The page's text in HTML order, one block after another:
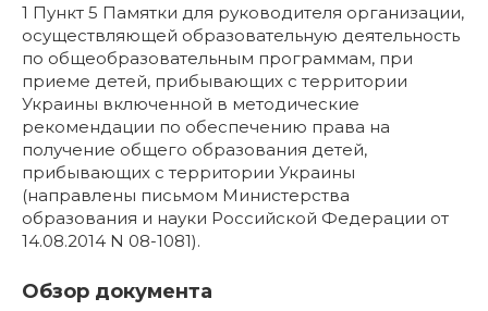
1 Пункт 5 Памятки для руководителя организации,
осуществляющей образовательную деятельность
по общеобразовательным программам, при
приеме детей, прибывающих с территории
Украины включенной в методические
рекомендации по обеспечению права на
получение общего образования детей,
прибывающих с территории Украины
(направлены письмом Министерства
образования и науки Российской Федерации от
14.08.2014 N 08-1081).
Обзор документа